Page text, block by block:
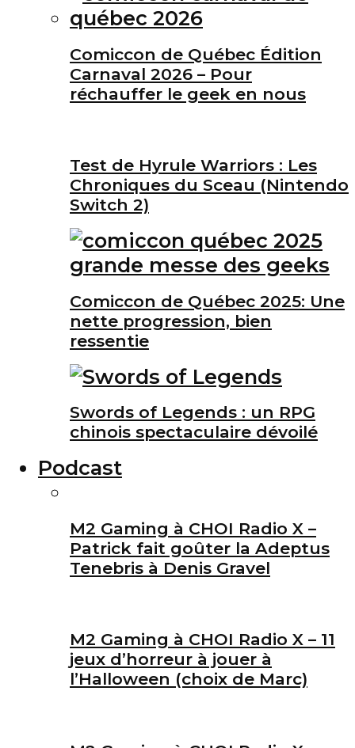
Comiccon de Québec Édition
Carnaval 2026 – Pour
réchauffer le geek en nous
Test de Hyrule Warriors : Les
Chroniques du Sceau (Nintendo
Switch 2)
Comiccon de Québec 2025: Une
nette progression, bien
ressentie
Swords of Legends : un RPG
chinois spectaculaire dévoilé
Podcast
M2 Gaming à CHOI Radio X –
Patrick fait goûter la Adeptus
Tenebris à Denis Gravel
M2 Gaming à CHOI Radio X – 11
jeux d’horreur à jouer à
l’Halloween (choix de Marc)